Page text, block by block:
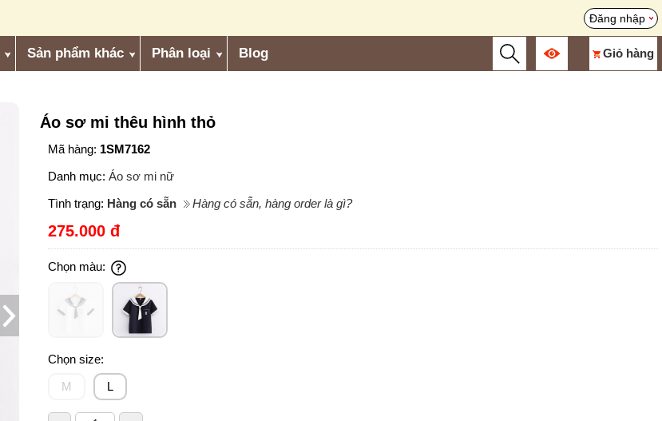
Đăng nhập
Sản phẩm khác Phân loại Blog Giỏ hàng
Áo sơ mi thêu hình thỏ
Mã hàng: 1SM7162
Danh mục:Áo sơ mi nữ
Tình trạng: Hàng có sẵn Hàng có sẵn, hàng order là gì?
275.000 đ
Chọn màu:
Chọn size:
M
L